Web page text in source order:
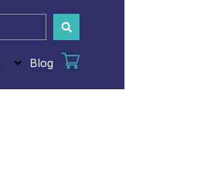
Blog